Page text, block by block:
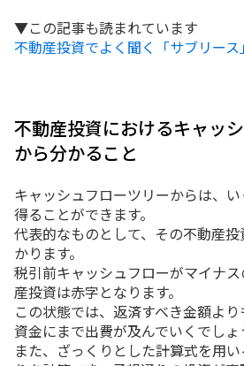
▼この記事も読まれています
不動産投資でよく聞く「サブリース
不動産投資におけるキャッ
から分かること
キャッシュフローツリーからは、
得ることができます。
代表的なものとして、その不動産
かります。
税引前キャッシュフローがマイナ
産投資は赤字となります。
この状態では、返済すべき金額よ
資金にまで出費が及んでいくでしょ
また、ざっくりとした計算式を用